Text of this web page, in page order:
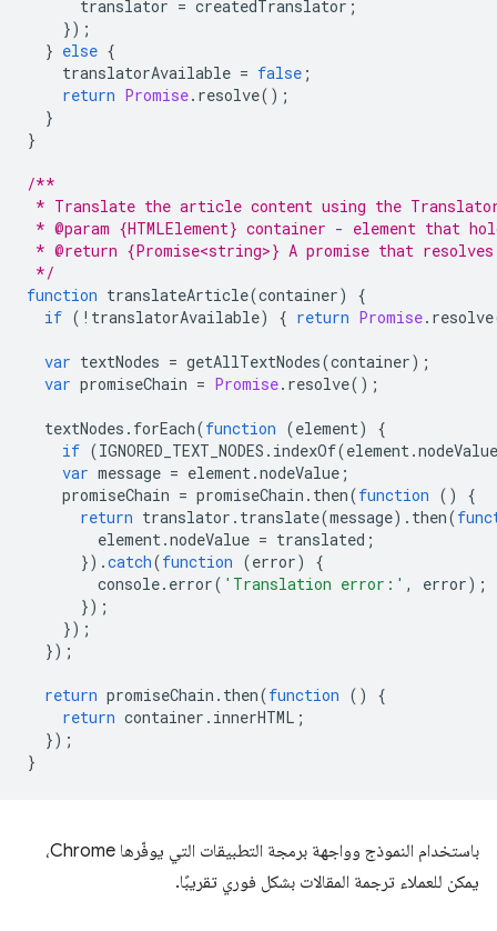
translator = createdTranslator ;
});
} else {
translatorAvailable = false ;
return Promise. resolve();
}
}
/**
* Translate the article content using the
* @param {HTMLElement} container - element that
* @return {Promise<string>} A promise that
*/
function translateArticle(container)
{
if ( ! translatorAvailable) { return Promise. resolve
var textNodes = getAllTextNodes(container);
var promiseChain = Promise. resolve();
textNodes . forEach(function (element)
{
if (IGNORED_TEXT_NODES . indexOf(element.nodeValue
var message = element.nodeValue ;
promiseChain = promiseChain . then(function ()
{
return translator . translate(message). then(
element.nodeValue = translated ;
}).catch(function (error)
{
console. error( 'Translation error:' , error);
});
});
});
return promiseChain . then(function ()
{
return container . innerHTML ;
});
}
باستخدام النموذج وواجهة برمجة التطبيقات التي يوفّرها Chrome،
يمكن للعملاء ترجمة المقالات بشكل فوري تقريبًا.